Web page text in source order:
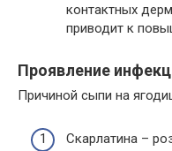
контактных
приводит к
Проявление
Причиной сыпи на
Скарлатина –